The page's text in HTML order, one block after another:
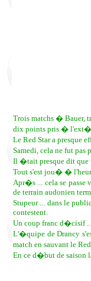
Trois matchs � Bauer,
dix points pris �
Le Red Star a presque
Samedi, cela ne fut
Il �tait presque dit que
Tout s'est jou� �
Apr�s ... cela se
de terrain audonien
Stupeur ... dans le
contestent.
Un coup franc d�cisif ...
L'�quipe de Drancy
match en sauvant le
En ce d�but de saison